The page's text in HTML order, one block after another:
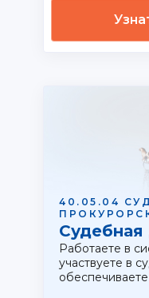
40.05.04
Судебная
Работаете в
участвуете в